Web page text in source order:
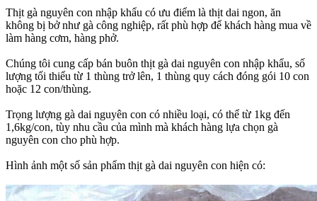
Thịt gà nguyên con nhập khẩu có ưu điểm là thịt dai ngon, ăn
không bị bở như gà công nghiệp, rất phù hợp để khách hàng mua về
làm hàng cơm, hàng phở.
Chúng tôi cung cấp bán buôn thịt gà dai nguyên con nhập khẩu, số
lượng tối thiểu từ 1 thùng trở lên, 1 thùng quy cách đóng gói 10 con
hoặc 12 con/thùng.
Trọng lượng gà dai nguyên con có nhiều loại, có thể từ 1kg đến
1,6kg/con, tùy nhu cầu của mình mà khách hàng lựa chọn gà
nguyên con cho phù hợp.
Hình ảnh một số sản phẩm thịt gà dai nguyên con hiện có: